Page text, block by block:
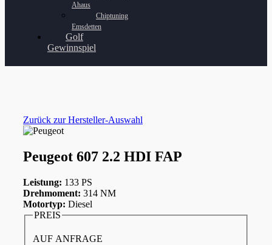
Ahaus
Chiptuning
Emsdetten
Golf
Gewinnspiel
Zurück zur Hersteller-Auswahl
Peugeot 607 2.2 HDI FAP
Leistung: 133 PS
Drehmoment: 314 NM
Motortyp: Diesel
PREIS
AUF ANFRAGE